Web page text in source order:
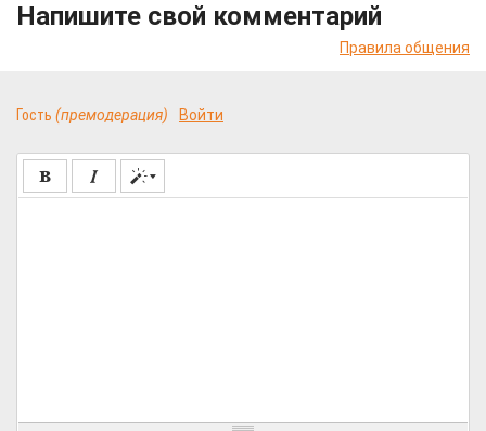
Напишите свой комментарий
Правила общения
Гость (премодерация) Войти